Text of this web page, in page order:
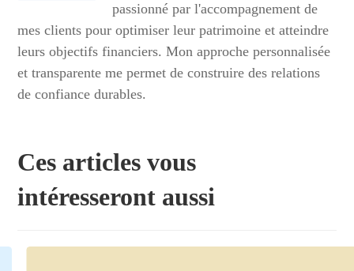
passionné par l'accompagnement de
mes clients pour optimiser leur patrimoine et atteindre
leurs objectifs financiers. Mon approche personnalisée
et transparente me permet de construire des relations
de confiance durables.
Ces articles vous
intéresseront aussi